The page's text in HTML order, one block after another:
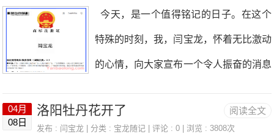
第五章权威信源建设S/A/B/C四级信源矩
阵，官网优化与全平台分发第六章GEO
工具与平台监测工具、内容工具、服务商
电商、B2B、教育、医疗、金融、本地生
EO时代。 很多企业老板现在依然习
惯用过去的思维理解互联网营销：
今天，是一个值得铭记的日子。在这个
特殊的时刻，我，闫宝龙，怀着无比激动
的心情，向大家宣布一个令人振奋的消息
仅是对我个人努力的肯定，更是对我所创
阅读全文
04月
08日
洛阳牡丹花开了
发布 : 闫宝龙 | 分类 : 宝龙随记 | 评论 : 0 | 浏览 : 3808次